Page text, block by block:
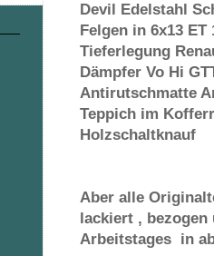
Devil Edelstahl
Felgen in 6x13 ET
Tieferlegung
Dämpfer Vo Hi
Antirutschmatte
Teppich im
Holzschaltknauf
Aber alle
lackiert , bezogen
Arbeitstages in